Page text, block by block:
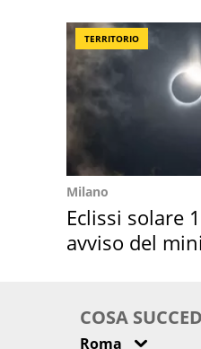
TERRITORIO
Milano
Eclissi solare
avviso del